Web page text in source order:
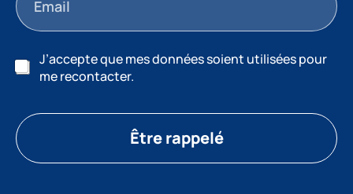
J’accepte que mes données soient utilisées pour
me recontacter.
Être rappelé